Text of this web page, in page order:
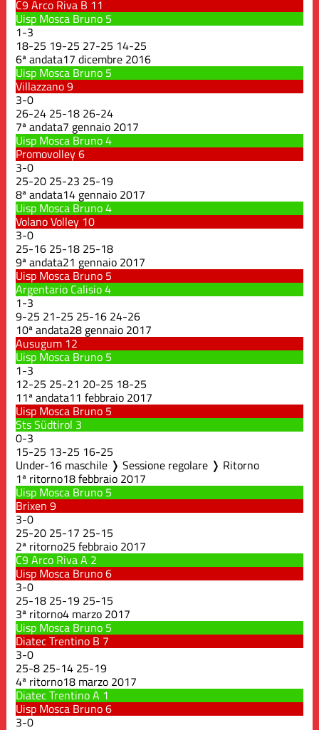
C9 Arco Riva B 11
Uisp Mosca Bruno 5
1-3
18-25 19-25 27-25 14-25
6ª andata17 dicembre 2016
Uisp Mosca Bruno 5
Villazzano9
3-0
26-24 25-18 26-24
7ª andata7 gennaio 2017
Uisp Mosca Bruno4
Promovolley6
3-0
25-20 25-23 25-19
8ª andata14 gennaio 2017
Uisp Mosca Bruno4
Volano Volley 10
3-0
25-16 25-18 25-18
9ª andata21 gennaio 2017
Uisp Mosca Bruno 5
Argentario Calisio4
1-3
9-25 21-25 25-16 24-26
10ª andata28 gennaio 2017
Ausugum 12
Uisp Mosca Bruno 5
1-3
12-25 25-21 20-25 18-25
11ª andata11 febbraio 2017
Uisp Mosca Bruno 5
Sts Südtirol 3
0-3
15-25 13-25 16-25
Under-16 maschile ❭ Sessione regolare ❭ Ritorno
1ª ritorno18 febbraio 2017
Uisp Mosca Bruno 5
Brixen 9
3-0
25-20 25-17 25-15
2ª ritorno25 febbraio 2017
C9 Arco Riva A 2
Uisp Mosca Bruno6
3-0
25-18 25-19 25-15
3ª ritorno4 marzo 2017
Uisp Mosca Bruno 5
Diatec Trentino B 7
3-0
25-8 25-14 25-19
4ª ritorno18 marzo 2017
Diatec Trentino A 1
Uisp Mosca Bruno6
3-0